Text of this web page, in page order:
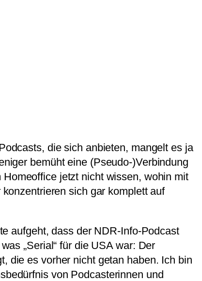
die sich anbieten, mangelt es ja
bemüht eine (Pseudo-)Verbindung
jetzt nicht wissen, wohin mit
sich gar komplett auf
aufgeht, dass der NDR-Info-Podcast
„Serial“ für die USA war: Der
die es vorher nicht getan haben. Ich bin
von Podcasterinnen und